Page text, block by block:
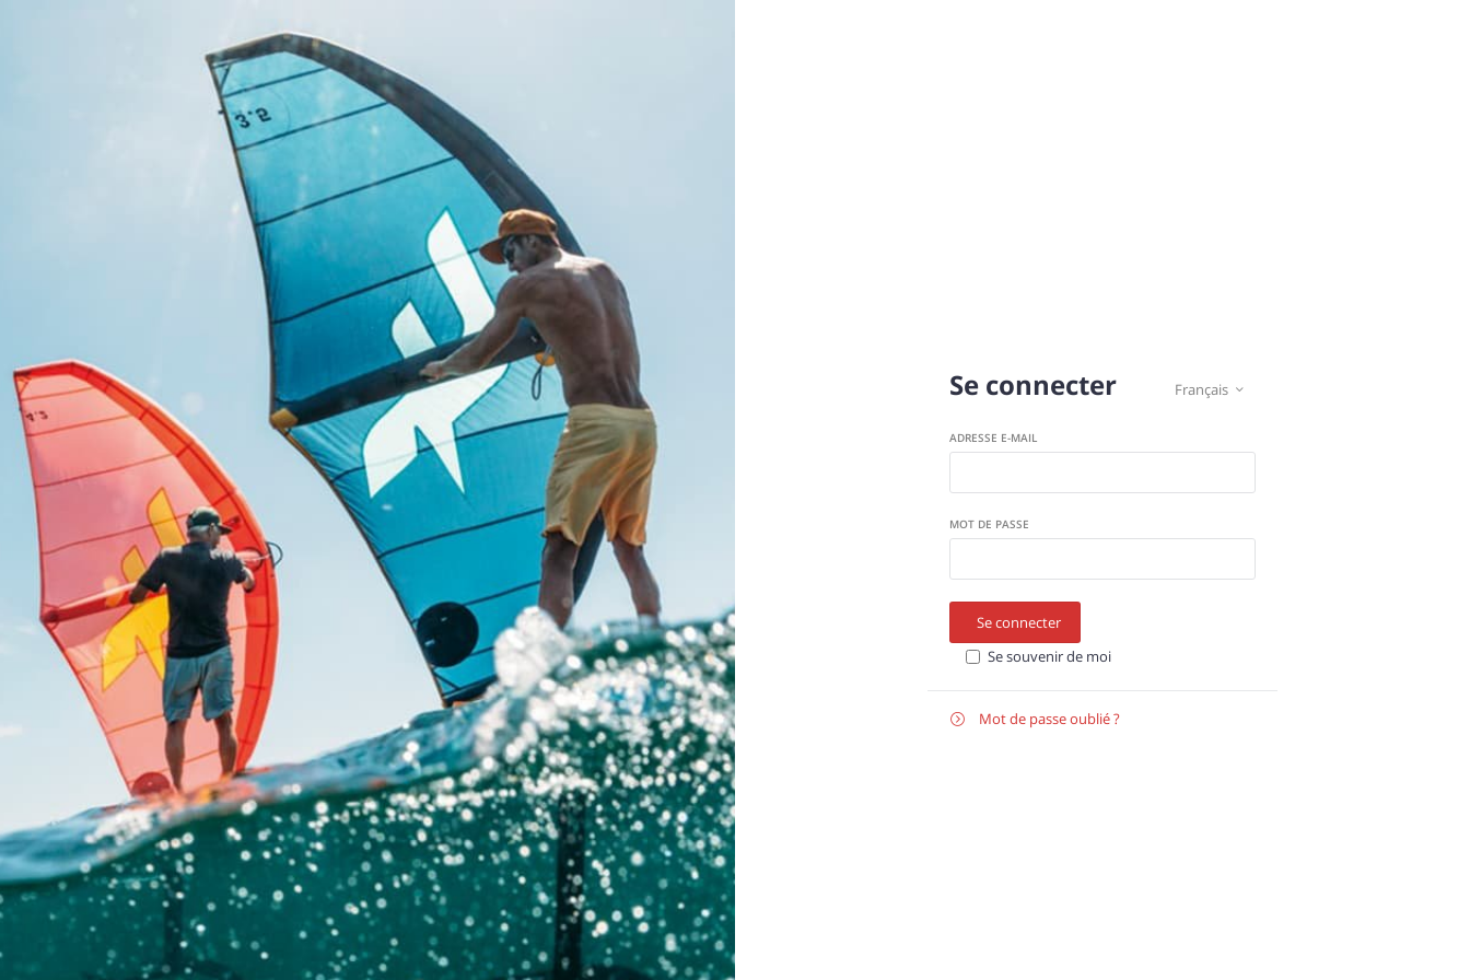
Français 
Se connecter
ADRESSE E-MAIL
MOT DE PASSE
Se connecter
Se souvenir de moi
 Mot de passe oublié ?